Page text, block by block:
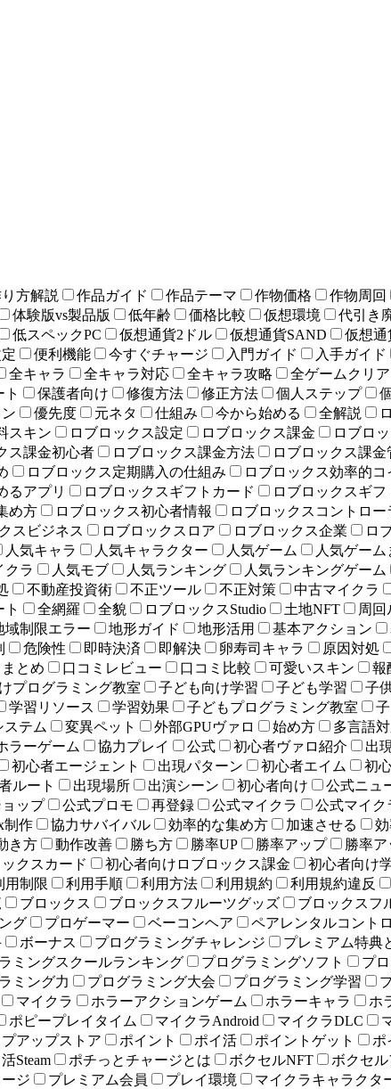
方解説 作品ガイド 作品テーマ 作物価格 作物周回
体験版vs製品版 低年齢 価格比較 仮想環境 代引き
低スペックPC 仮想通貨2ドル 仮想通貨SAND 仮想通
便利機能 今すぐチャージ 入門ガイド 入手ガイド
全キャラ 全キャラ対応 全キャラ攻略 全ゲームクリア
保護者向け 修復方法 修正方法 個人ステップ
優先度 元ネタ 仕組み 今から始める 全解説
スキン ロブロックス設定 ロブロックス課金 ロブロ
ス課金初心者 ロブロックス課金方法 ロブロックス課金
ロブロックス定期購入の仕組み ロブロックス効率的コ
るアプリ ロブロックスギフトカード ロブロックスギ
め方 ロブロックス初心者情報 ロブロックスコントロー
スビジネス ロブロックスロア ロブロックス企業 ロ
人気キャラ 人気キャラクター 人気ゲーム 人気ゲーム
クラ 人気モブ 人気ランキング 人気ランキングゲーム
不動産投資術 不正ツール 不正対策 中古マイクラ
ト 全網羅 全貌 ロブロックスStudio 土地NFT 周回
域制限エラー 地形ガイド 地形活用 基本アクション
危険性 即時決済 即解決 卵寿司キャラ 原因対処
とめ 口コミレビュー 口コミ比較 可愛いスキン 報
プログラミング教室 子ども向け学習 子ども学習 子
学習リソース 学習効果 子どもプログラミング教室
ステム 変異ペット 外部GPUヴァロ 始め方 多言語
ラーゲーム 協力プレイ 公式 初心者ヴァロ紹介 出
初心者エージェント 出現パターン 初心者エイム 初
ルート 出現場所 出演シーン 初心者向け 公式ニュ
ップ 公式プロモ 再登録 公式マイクラ 公式マイク
制作 協力サバイバル 効率的な集め方 加速させる
き方 動作改善 勝ち方 勝率UP 勝率アップ 勝率
クスカード 初心者向けロブロックス課金 初心者向け
用制限 利用手順 利用方法 利用規約 利用規約違反
ブロックス ブロックスフルーツグッズ ブロックスフ
グ プロゲーマー ベーコンヘア ペアレンタルコント
ボーナス プログラミングチャレンジ プレミアム特典
ミングスクールランキング プログラミングソフト プ
ミング力 プログラミング大会 プログラミング学習
マイクラ ホラーアクションゲーム ホラーキャラ ホ
ポピープレイタイム マイクラAndroid マイクラDLC
アップストア ポイント ポイ活 ポイントゲット ポ
Steam ポチっとチャージとは ボクセルNFT ボクセ
ジ プレミアム会員 プレイ環境 マイクラキャラクタ